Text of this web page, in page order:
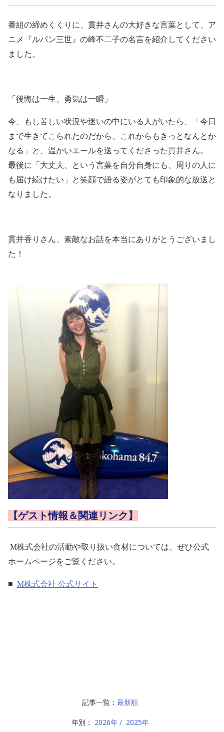
番組の締めくくりに、貫井さんの大好きな言葉として、ア
ニメ『ルパン三世』の峰不二子の名言を紹介してください
ました。
「後悔は一生、勇気は一瞬」
今、もし苦しい状況や迷いの中にいる人がいたら、「今日
まで生きてこられたのだから、これからもきっとなんとか
なる」と、温かいエールを送ってくださった貫井さん。
最後に「大丈夫、という言葉を自分自身にも、周りの人に
も届け続けたい」と笑顔で語る姿がとても印象的な放送と
なりました。
貫井香りさん、素敵なお話を本当にありがとうございまし
た！
【ゲスト情報＆関連リンク】
M株式会社の活動や取り扱い食材については、ぜひ公式
ホームページをご覧ください。
■ M株式会社 公式サイト
記事一覧： 最新順
年別： 2026年 2025年